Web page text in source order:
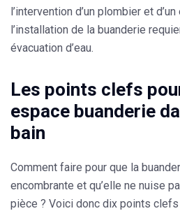
l’intervention d’un plombier et
l’installation de la buanderie
évacuation d’eau.
Les points clefs
espace buanderie
bain
Comment faire pour que la
encombrante et qu’elle ne nuise
pièce ? Voici donc dix points clefs